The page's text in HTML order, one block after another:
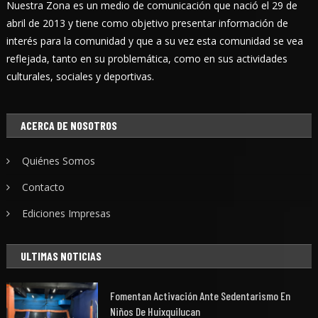
Nuestra Zona es un medio de comunicación que nació el 29 de
abril de 2013 y tiene como objetivo presentar información de
interés para la comunidad y que a su vez esta comunidad se vea
reflejada, tanto en su problemática, como en sus actividades
culturales, sociales y deportivas.
ACERCA DE NOSOTROS
Quiénes Somos
Contacto
Ediciones Impresas
ULTIMAS NOTICIAS
Fomentan Activación Ante Sedentarismo En
Niños De Huixquilucan